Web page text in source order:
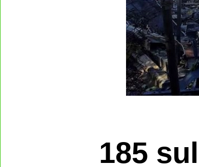
185